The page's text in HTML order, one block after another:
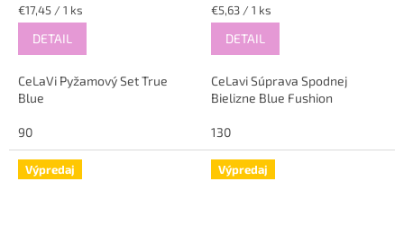
Jednotková
cena:
€17,45 / 1 ks
DETAIL
CeLaVi Pyžamový Set True
Blue
90
Jednotková
cena:
€5,63 / 1 ks
DETAIL
CeLavi Súprava Spodnej
Bielizne Blue Fushion
130
Výpredaj Výpredaj